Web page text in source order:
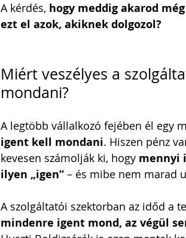
A kérdés, hogy meddig akarod
ezt el azok, akiknek dolgozol?
Miért veszélyes a
mondani?
A legtöbb vállalkozó fejében él egy
igent kell mondani. Hiszen pénz
kevesen számolják ki, hogy mennyi
ilyen „igen” – és mibe nem marad
A szolgáltatói szektorban az időd a
mindenre igent mond, az végül